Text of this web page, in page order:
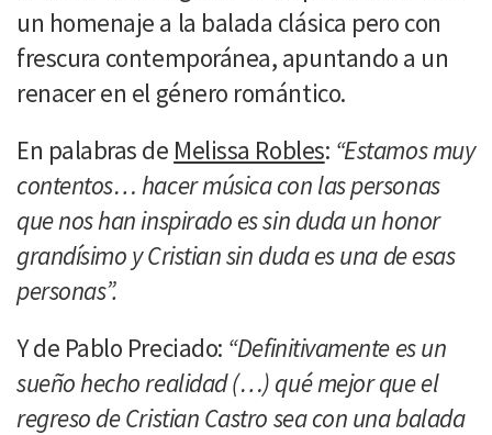
un homenaje a la balada clásica pero con
frescura contemporánea, apuntando a un
renacer en el género romántico.
En palabras de Melissa Robles: “Estamos muy
contentos… hacer música con las personas
que nos han inspirado es sin duda un honor
grandísimo y Cristian sin duda es una de esas
personas”.
Y de Pablo Preciado: “Definitivamente es un
sueño hecho realidad (…) qué mejor que el
regreso de Cristian Castro sea con una balada